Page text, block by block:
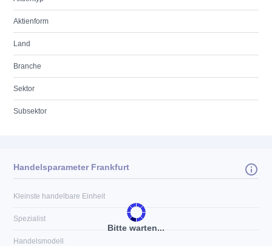
Aktienform
Land
Branche
Sektor
Subsektor
Bitte warten...
Handelsparameter Frankfurt
Kleinste handelbare Einheit
Spezialist
Handelsmodell